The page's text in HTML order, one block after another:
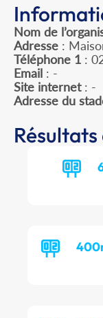
Nom de
Adresse :
Téléphone 1 :
Email : -
Site internet: -
Adresse du